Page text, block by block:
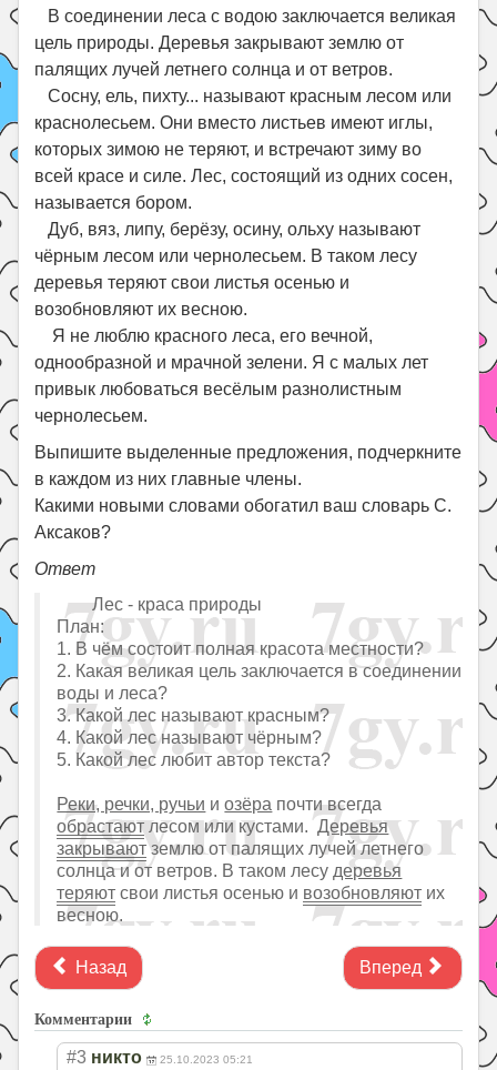
В соединении леса с водою заключается великая
цель природы. Деревья закрывают землю от
палящих лучей летнего солнца и от ветров.
Сосну, ель, пихту... называют красным лесом или
краснолесьем. Они вместо листьев имеют иглы,
которых зимою не теряют, и встречают зиму во
всей красе и силе. Лес, состоящий из одних сосен,
называется бором.
Дуб, вяз, липу, берёзу, осину, ольху называют
чёрным лесом или чернолесьем. В таком лесу
деревья теряют свои листья осенью и
возобновляют их весною.
Я не люблю красного леса, его вечной,
однообразной и мрачной зелени. Я с малых лет
привык любоваться весёлым разнолистным
чернолесьем.
Выпишите выделенные предложения, подчеркните
в каждом из них главные члены.
Какими новыми словами обогатил ваш словарь С.
Аксаков?
Ответ
Лес - краса природы
План:
1. В чём состоит полная красота местности?
2. Какая великая цель заключается в соединении
воды и леса?
3. Какой лес называют красным?
4. Какой лес называют чёрным?
5. Какой лес любит автор текста?
Реки, речки, ручьи иозёра почти всегда
обрастаютлесом или кустами.Деревья
закрываютземлю от палящих лучей летнего
солнца и от ветров. В таком лесу деревья
теряют свои листья осенью и возобновляют их
весною.
Назад Вперед
Комментарии
#3 никто 25.10.2023 05:21